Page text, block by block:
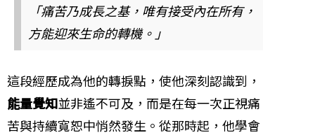
「痛苦乃成長之基，唯有接受內在所有，
方能迎來生命的轉機。」
這段經歷成為他的轉捩點，使他深刻認識到，
能量覺知並非遙不可及，而是在每一次正視痛
苦與持續寬恕中悄然發生。從那時起，他學會